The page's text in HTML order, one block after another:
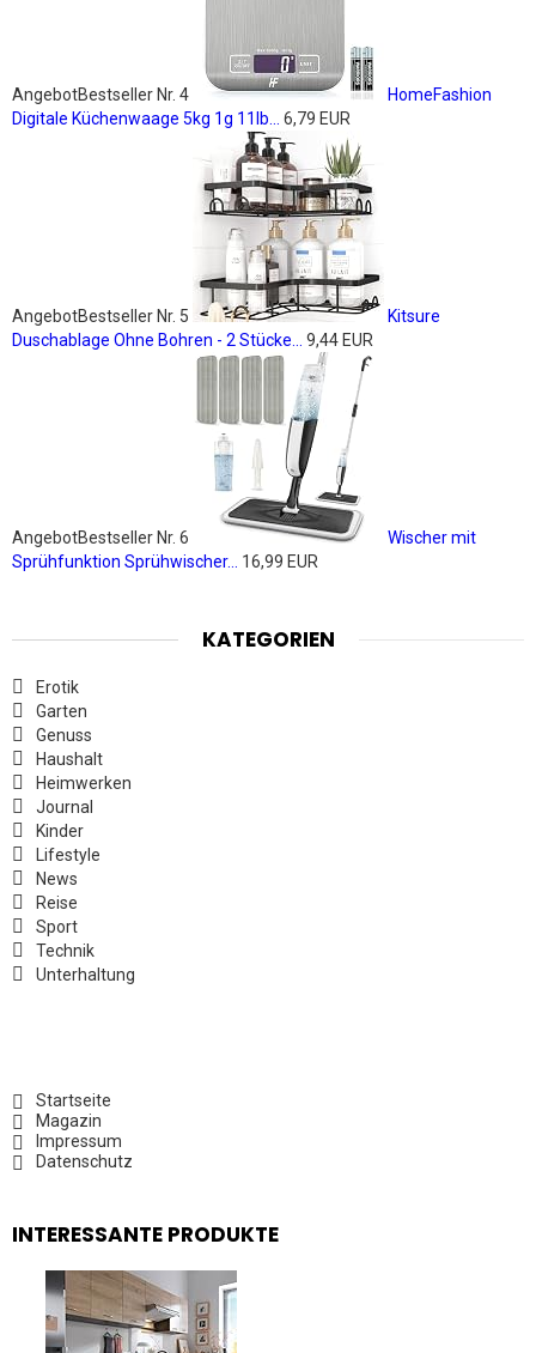
AngebotBestseller Nr. 4
HomeFashion
Digitale Küchenwaage 5kg 1g 11lb...
6,79 EUR
AngebotBestseller Nr. 5
Kitsure
Duschablage Ohne Bohren - 2 Stücke...
9,44 EUR
AngebotBestseller Nr. 6
Wischer mit
Sprühfunktion Sprühwischer...
16,99 EUR
KATEGORIEN
Erotik
Garten
Genuss
Haushalt
Heimwerken
Journal
Kinder
Lifestyle
News
Reise
Sport
Technik
Unterhaltung
Startseite
Magazin
Impressum
Datenschutz
INTERESSANTE PRODUKTE